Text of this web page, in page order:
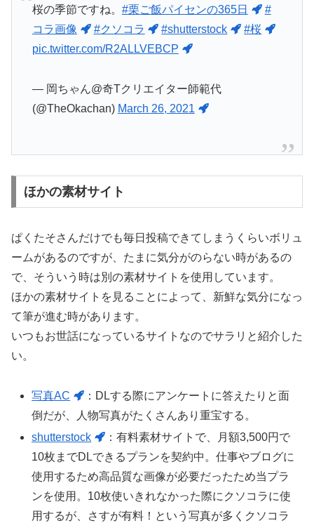
桜の季節ですね。 #栗ご飯パイセンの365日
#
コラ画像
#クソコラ #shutterstock
#桜
pic.twitter.com/R2ALLVEBCP
— 岡ちゃん@奇Tクリエイター師範代
(@TheOkachan) March 26, 2021
ほかの素材サイト
ぱくたそさんだけでも毎日投稿できてしまうくらいボリュ
ームがあるのですが、たまに気分がのらない時があるの
で、そういう時は別の素材サイトを使用しています。
ほかの素材サイトを見ることによって、新鮮な気分になっ
て筆が進む時があります。
いつもお世話になっているサイトなのでサラリと紹介した
い。
写真AC
：DLする際にアンケートに答えたりと面
倒だが、人物写真がたくさんあり重宝する。
shutterstock
：有料素材サイトで、月額3,500円で
10枚までDLできるプランを契約中。仕事やブログに
使用するため高品質な画像が必要だったため当プラ
ンを使用。10枚使いきれなかった際にクソコラに使
用するが、さすが有料！という写真が多くクソコラ